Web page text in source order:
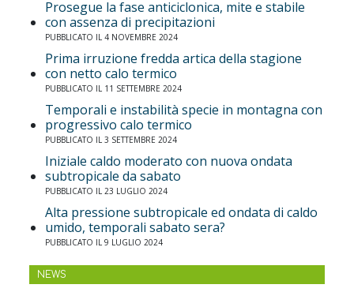
Prosegue la fase anticiclonica, mite e stabile
con assenza di precipitazioni
PUBBLICATO IL 4 NOVEMBRE 2024
Prima irruzione fredda artica della stagione
con netto calo termico
PUBBLICATO IL 11 SETTEMBRE 2024
Temporali e instabilità specie in montagna con
progressivo calo termico
PUBBLICATO IL 3 SETTEMBRE 2024
Iniziale caldo moderato con nuova ondata
subtropicale da sabato
PUBBLICATO IL 23 LUGLIO 2024
Alta pressione subtropicale ed ondata di caldo
umido, temporali sabato sera?
PUBBLICATO IL 9 LUGLIO 2024
NEWS